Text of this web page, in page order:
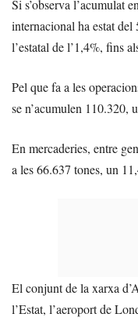
Si s’observa l’acumulat
internacional ha estat
l’estatal de l’1,4%, fins
Pel que fa a les
se n’acumulen 110.320,
En mercaderies, entre
a les 66.637 tones, un
El conjunt de la xarxa
l’Estat, l’aeroport de